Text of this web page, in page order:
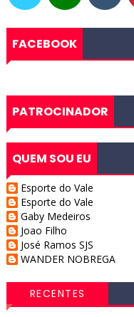
FACEBOOK
PATROCINADOR
QUEM SOU EU
Esporte do Vale
Esporte do Vale
Gaby Medeiros
Joao Filho
José Ramos SJS
WANDER NOBREGA
RECENTES